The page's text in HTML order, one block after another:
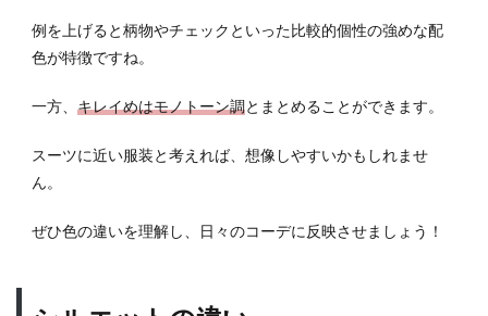
例を上げると柄物やチェックといった比較的個性の強めな配
色が特徴ですね。
一方、 キレイめはモノトーン調とまとめることができます。
スーツに近い服装と考えれば、想像しやすいかもしれませ
ん。
ぜひ色の違いを理解し、日々のコーデに反映させましょう！